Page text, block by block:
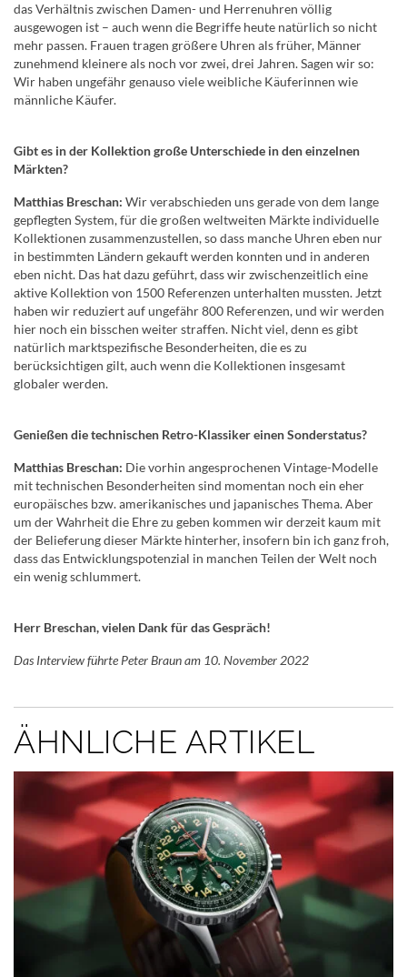
das Verhältnis zwischen Damen- und Herrenuhren völlig
ausgewogen ist – auch wenn die Begriffe heute natürlich so nicht
mehr passen. Frauen tragen größere Uhren als früher, Männer
zunehmend kleinere als noch vor zwei, drei Jahren. Sagen wir so:
Wir haben ungefähr genauso viele weibliche Käuferinnen wie
männliche Käufer.
Gibt es in der Kollektion große Unterschiede in den einzelnen
Märkten?
Matthias Breschan: Wir verabschieden uns gerade von dem lange
gepflegten System, für die großen weltweiten Märkte individuelle
Kollektionen zusammenzustellen, so dass manche Uhren eben nur
in bestimmten Ländern gekauft werden konnten und in anderen
eben nicht. Das hat dazu geführt, dass wir zwischenzeitlich eine
aktive Kollektion von 1500 Referenzen unterhalten mussten. Jetzt
haben wir reduziert auf ungefähr 800 Referenzen, und wir werden
hier noch ein bisschen weiter straffen. Nicht viel, denn es gibt
natürlich marktspezifische Besonderheiten, die es zu
berücksichtigen gilt, auch wenn die Kollektionen insgesamt
globaler werden.
Genießen die technischen Retro-Klassiker einen Sonderstatus?
Matthias Breschan: Die vorhin angesprochenen Vintage-Modelle
mit technischen Besonderheiten sind momentan noch ein eher
europäisches bzw. amerikanisches und japanisches Thema. Aber
um der Wahrheit die Ehre zu geben kommen wir derzeit kaum mit
der Belieferung dieser Märkte hinterher, insofern bin ich ganz froh,
dass das Entwicklungspotenzial in manchen Teilen der Welt noch
ein wenig schlummert.
Herr Breschan, vielen Dank für das Gespräch!
Das Interview führte Peter Braun am 10. November 2022
ÄHNLICHE ARTIKEL